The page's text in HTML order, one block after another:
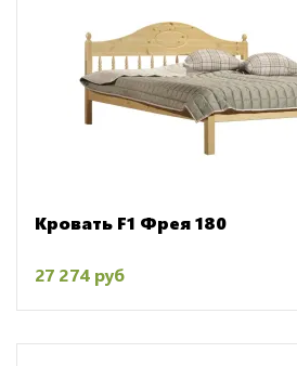
Кровать F1 Фрея 180
27 274 руб